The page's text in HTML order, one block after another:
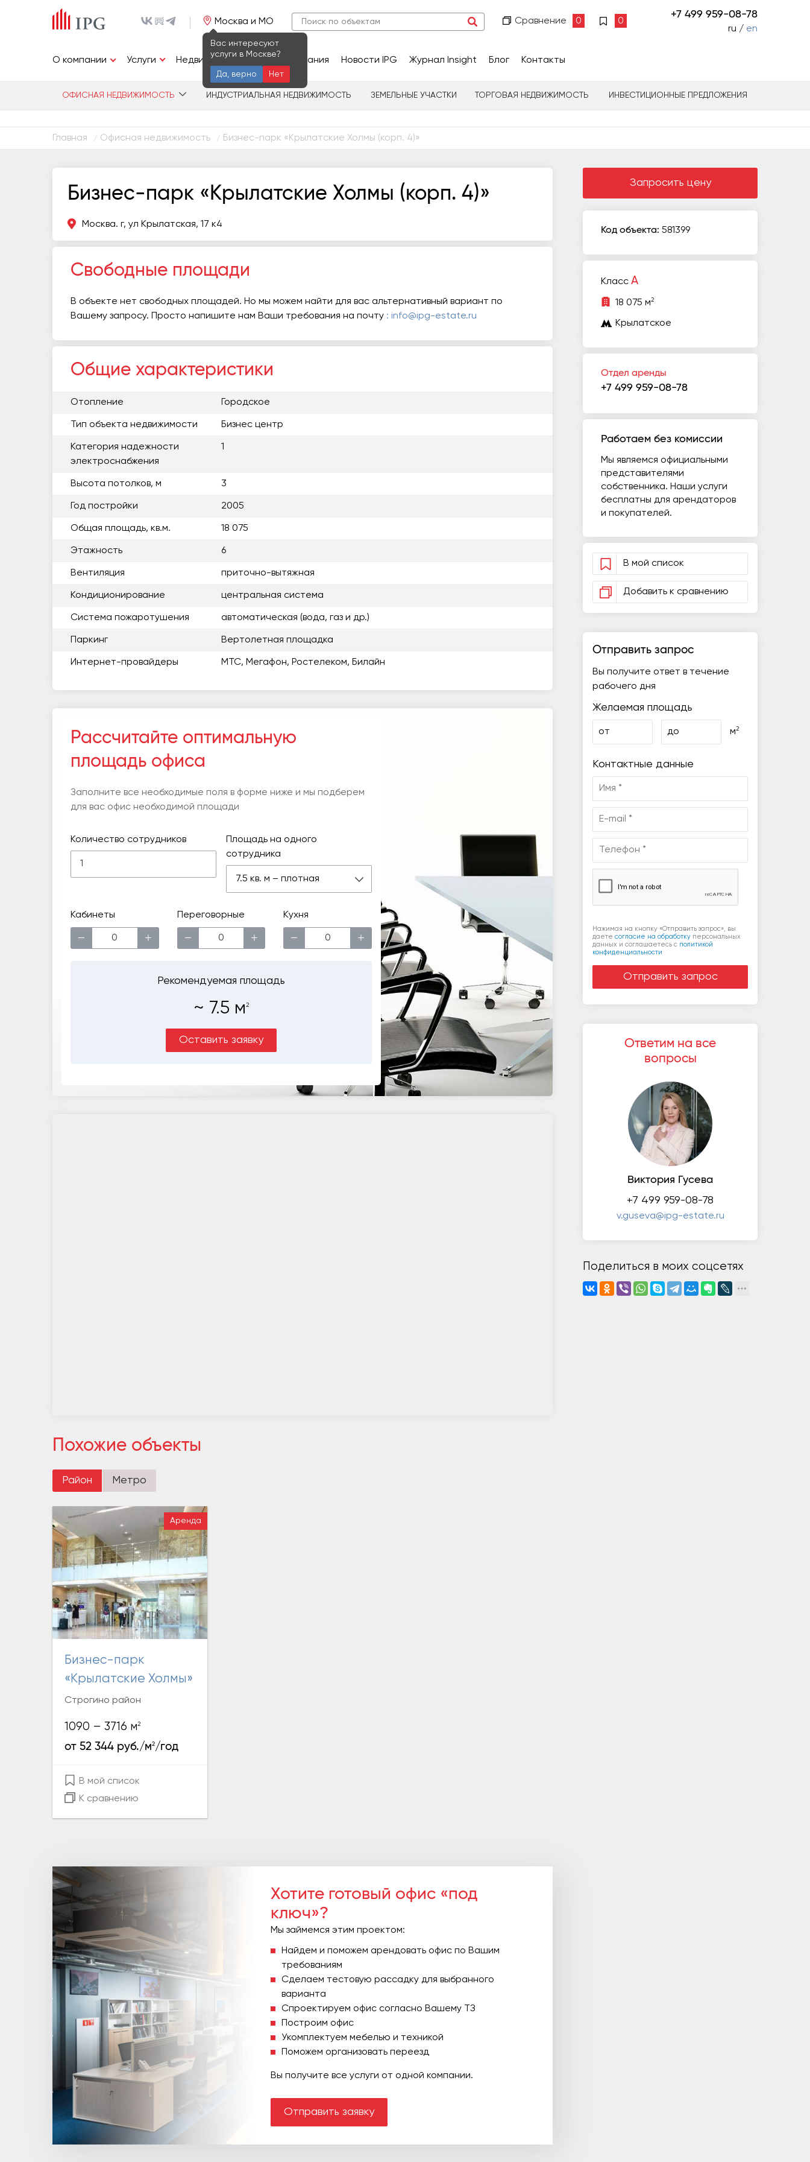
Москва и МО
Вас интересуют
услуги в Москве?
Да, верно Нет
Сравнение 0 0
+7 499 959-08-78
ru / en
О компании Услуги Недвижимость Исследования Новости IPG Журнал Insight Блог Контакты
ОФИСНАЯ НЕДВИЖИМОСТЬ ИНДУСТРИАЛЬНАЯ НЕДВИЖИМОСТЬ ЗЕМЕЛЬНЫЕ УЧАСТКИ ТОРГОВАЯ НЕДВИЖИМОСТЬ ИНВЕСТИЦИОННЫЕ ПРЕДЛОЖЕНИЯ
Главная / Офисная недвижимость / Бизнес-парк «Крылатские Холмы (корп. 4)»
Бизнес-парк «Крылатские Холмы (корп. 4)»
Москва. г, ул Крылатская, 17 к4
Свободные площади
В объекте нет свободных площадей. Но мы можем найти для вас альтернативный вариант по
Вашему запросу. Просто напишите нам Ваши требования на почту : info@ipg-estate.ru
Общие характеристики
Отопление Городское
Тип объекта недвижимости Бизнес центр
Категория надежности
электроснабжения
1
Высота потолков, м 3
Год постройки 2005
Общая площадь, кв.м. 18 075
Этажность 6
Вентиляция приточно-вытяжная
Кондиционирование центральная система
Система пожаротушения автоматическая (вода, газ и др.)
Паркинг Вертолетная площадка
Интернет-провайдеры МТС, Мегафон, Ростелеком, Билайн
Рассчитайте оптимальную
площадь офиса
Заполните все необходимые поля в форме ниже и мы подберем
для вас офис необходимой площади
Количество сотрудников
Площадь на одного
сотрудника
7.5 кв. м – плотная
Кабинеты
− +
Переговорные
− +
Кухня
− +
Рекомендуемая площадь
~ 7.5 м 2
Оставить заявку
Похожие объекты
Район Метро
Аренда
Бизнес-парк
«Крылатские Холмы»
Строгино район
1090 – 3716 м2
от 52 344 руб./м2/год
В мой список
К сравнению
Хотите готовый офис «под
ключ»?
Мы займемся этим проектом:
Найдем и поможем арендовать офис по Вашим
требованиям
Сделаем тестовую рассадку для выбранного
варианта
Спроектируем офис согласно Вашему ТЗ
Построим офис
Укомплектуем мебелью и техникой
Поможем организовать переезд
Вы получите все услуги от одной компании.
Отправить заявку
Запросить цену
Код объекта: 581399
Класс A
18 075 м2
Крылатское
Отдел аренды
+7 499 959-08-78
Работаем без комиссии
Мы являемся официальными
представителями
собственника. Наши услуги
бесплатны для арендаторов
и покупателей.
В мой список
Добавить к сравнению
Отправить запрос
Вы получите ответ в течение
рабочего дня
Желаемая площадь
от до м2
Контактные данные
Нажимая на кнопку «Отправить запрос», вы
даете согласие на обработку персональных
данных и соглашаетесь c политикой
конфиденциальности
Ответим на все
вопросы
Виктория Гусева
+7 499 959-08-78
v.guseva@ipg-estate.ru
Поделиться в моих соцсетях